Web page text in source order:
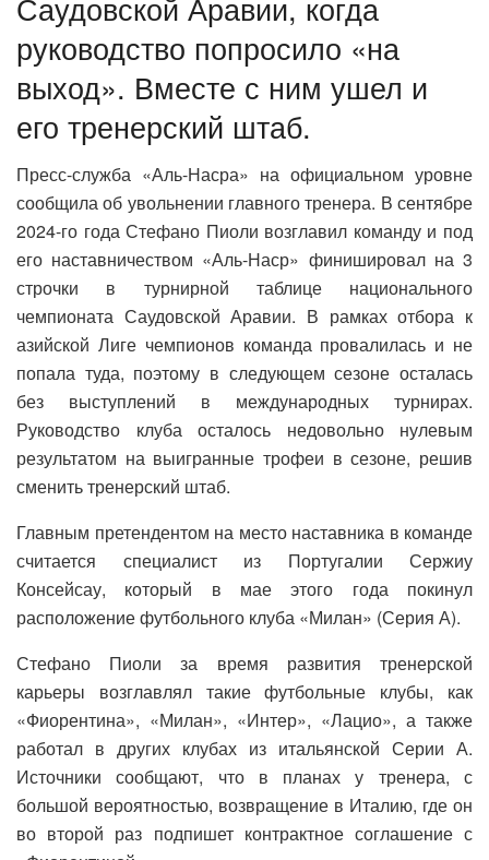
руководство попросило «на
выход». Вместе с ним ушел и
его тренерский штаб.
Пресс-служба «Аль-Насра» на официальном уровне
сообщила об увольнении главного тренера. В сентябре
2024-го года Стефано Пиоли возглавил команду и под
его наставничеством «Аль-Наср» финишировал на 3
строчки в турнирной таблице национального
чемпионата Саудовской Аравии. В рамках отбора к
азийской Лиге чемпионов команда провалилась и не
попала туда, поэтому в следующем сезоне осталась
без выступлений в международных турнирах.
Руководство клуба осталось недовольно нулевым
результатом на выигранные трофеи в сезоне, решив
сменить тренерский штаб.
Главным претендентом на место наставника в команде
считается специалист из Португалии Сержиу
Консейсау, который в мае этого года покинул
расположение футбольного клуба «Милан» (Серия А).
Стефано Пиоли за время развития тренерской
карьеры возглавлял такие футбольные клубы, как
«Фиорентина», «Милан», «Интер», «Лацио», а также
работал в других клубах из итальянской Серии А.
Источники сообщают, что в планах у тренера, с
большой вероятностью, возвращение в Италию, где он
во второй раз подпишет контрактное соглашение с